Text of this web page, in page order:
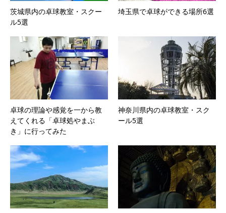
茨城県内の卓球教室・スクー
ル5選
埼玉県で卓球ができる場所6選
卓球の理論や感覚を一から教
えてくれる「卓球処やまぶ
き」に行ってみた
神奈川県内の卓球教室・スク
ール5選